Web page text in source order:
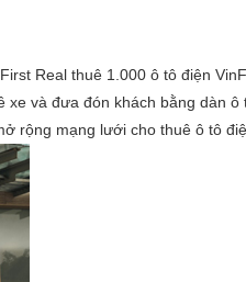
Real thuê 1.000 ô tô điện
xe và đưa đón khách bằng dàn ô
rộng mạng lưới cho thuê ô tô